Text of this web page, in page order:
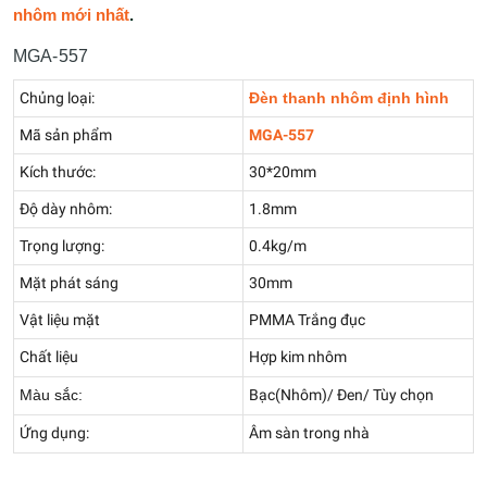
nhôm mới nhất.
MGA-557
Chủng loại: Đèn thanh nhôm định hình
Mã sản phẩm MGA-557
Kích thước: 30*20mm
Độ dày nhôm: 1.8mm
Trọng lượng: 0.4kg/m
Mặt phát sáng 30mm
Vật liệu mặt PMMA Trắng đục
Chất liệu Hợp kim nhôm
Màu sắc: Bạc(Nhôm)/ Đen/ Tùy chọn
Ứng dụng: Âm sàn trong nhà